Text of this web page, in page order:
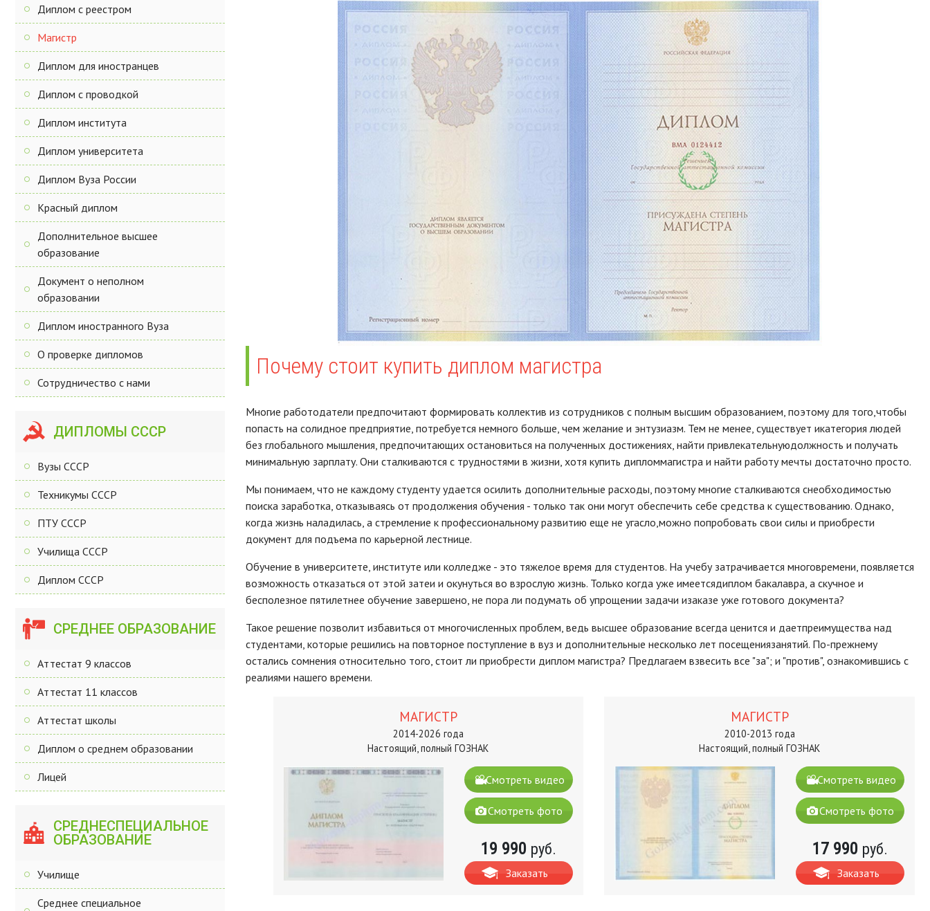
Диплом с реестром
Магистр
Диплом для иностранцев
Диплом с проводкой
Диплом института
Диплом университета
Диплом Вуза России
Красный диплом
Дополнительное высшее
образование
Документ о неполном
образовании
Диплом иностранного Вуза
О проверке дипломов
Сотрудничество с нами
ДИПЛОМЫ СССР
Вузы СССР
Техникумы СССР
ПТУ СССР
Училища СССР
Диплом СССР
СРЕДНЕЕ ОБРАЗОВАНИЕ
Аттестат 9 классов
Аттестат 11 классов
Аттестат школы
Диплом о среднем образовании
Лицей
СРЕДНЕСПЕЦИАЛЬНОЕ
ОБРАЗОВАНИЕ
Училище
Среднее специальное
Почему стоит купить диплом магистра
Многие работодатели предпочитают формировать коллектив из сотрудников с полным высшим образованием, поэтому для того,чтобы
попасть на солидное предприятие, потребуется немного больше, чем желание и энтузиазм. Тем не менее, существует икатегория людей
без глобального мышления, предпочитающих остановиться на полученных достижениях, найти привлекательнуюдолжность и получать
минимальную зарплату. Они сталкиваются с трудностями в жизни, хотя купить дипломмагистра и найти работу мечты достаточно просто.
Мы понимаем, что не каждому студенту удается осилить дополнительные расходы, поэтому многие сталкиваются снеобходимостью
поиска заработка, отказываясь от продолжения обучения - только так они могут обеспечить себе средства к существованию. Однако,
когда жизнь наладилась, а стремление к профессиональному развитию еще не угасло,можно попробовать свои силы и приобрести
документ для подъема по карьерной лестнице.
Обучение в университете, институте или колледже - это тяжелое время для студентов. На учебу затрачивается многовремени, появляется
возможность отказаться от этой затеи и окунуться во взрослую жизнь. Только когда уже имеетсядиплом бакалавра, а скучное и
бесполезное пятилетнее обучение завершено, не пора ли подумать об упрощении задачи изаказе уже готового документа?
Такое решение позволит избавиться от многочисленных проблем, ведь высшее образование всегда ценится и даетпреимущества над
студентами, которые решились на повторное поступление в вуз и дополнительные несколько лет посещениязанятий. По-прежнему
остались сомнения относительно того, стоит ли приобрести диплом магистра? Предлагаем взвесить все "за"; и "против", ознакомившись с
реалиями нашего времени.
МАГИСТР
2014-2026 года
Настоящий, полный ГОЗНАК
Смотреть видео
Смотреть фото
19 990 руб.
Заказать
МАГИСТР
2010-2013 года
Настоящий, полный ГОЗНАК
Смотреть видео
Смотреть фото
17 990 руб.
Заказать